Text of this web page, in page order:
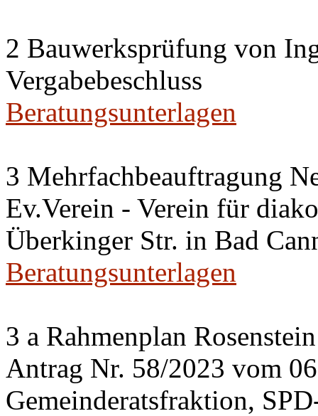
2 Bauwerksprüfung von
Vergabebeschluss
Beratungsunterlagen
3 Mehrfachbeauftragung
Ev.Verein - Verein für
Überkinger Str. in Bad
Beratungsunterlagen
3 a Rahmenplan Rosenstein
Antrag Nr. 58/2023 vom
Gemeinderatsfraktion,